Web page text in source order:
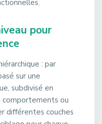
pour
: par
sur une
subdivisé en
comportements ou
différentes couches